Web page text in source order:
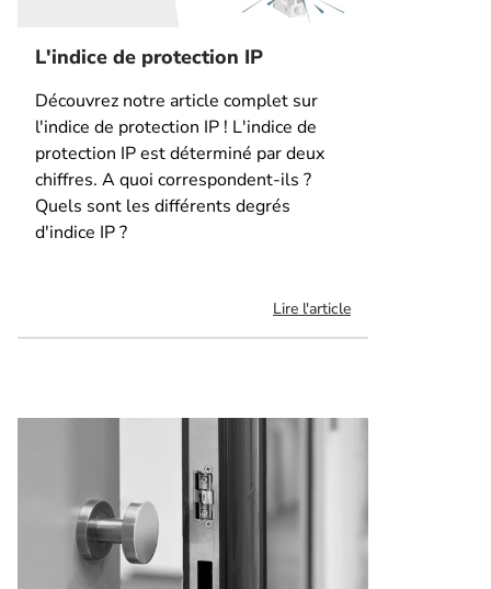
L'indice de protection IP
Découvrez notre article complet sur
l'indice de protection IP ! L'indice de
protection IP est déterminé par deux
chiffres. A quoi correspondent-ils ?
Quels sont les différents degrés
d'indice IP ?
Lire l'article